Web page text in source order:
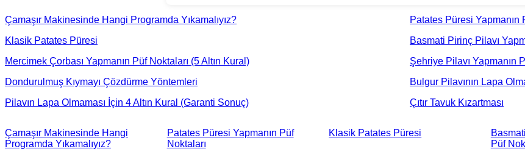
Çamaşır Makinesinde Hangi Programda Yıkamalıyız?
Patates Püresi Yapmanın
Klasik Patates Püresi
Basmati Pirinç Pilavı
Mercimek Çorbası Yapmanın Püf Noktaları (5 Altın Kural)
Şehriye Pilavı Yapmanın
Dondurulmuş Kıymayı Çözdürme Yöntemleri
Bulgur Pilavının Lapa
Pilavın Lapa Olmaması İçin 4 Altın Kural (Garanti Sonuç)
Çıtır Tavuk Kızartması
Çamaşır Makinesinde Hangi
Programda Yıkamalıyız?
Patates Püresi Yapmanın Püf
Noktaları
Klasik Patates Püresi
Püf